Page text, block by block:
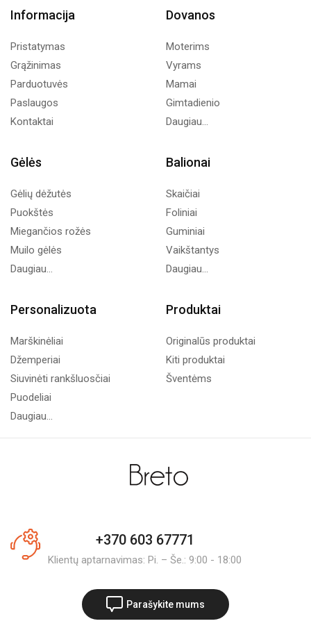
Informacija
Pristatymas
Grąžinimas
Parduotuvės
Paslaugos
Kontaktai
Dovanos
Moterims
Vyrams
Mamai
Gimtadienio
Daugiau...
Gėlės
Gėlių dėžutės
Puokštės
Miegančios rožės
Muilo gėlės
Daugiau...
Balionai
Skaičiai
Foliniai
Guminiai
Vaikštantys
Daugiau...
Personalizuota
Marškinėliai
Džemperiai
Siuvinėti rankšluosčiai
Puodeliai
Daugiau...
Produktai
Originalūs produktai
Kiti produktai
Šventėms
+370 603 67771
Klientų aptarnavimas: Pi. – Še.: 9:00 - 18:00
Parašykite mums